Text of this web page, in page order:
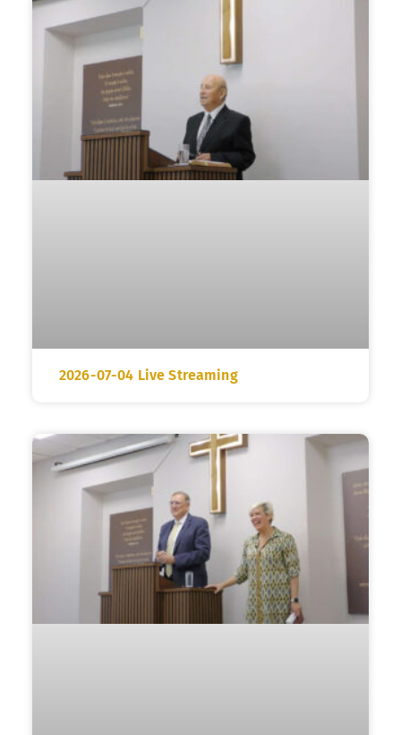
2026-07-04 Live Streaming